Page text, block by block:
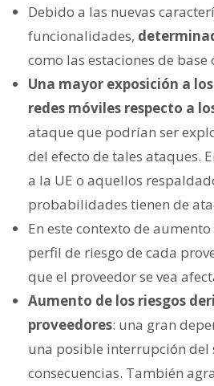
Debido a las nuevas
funcionalidades,
como las estaciones de
Una mayor exposición a
redes móviles respecto a
ataque que podrían ser
del efecto de tales ataques.
a la UE o aquellos
probabilidades tienen de
En este contexto de
perfil de riesgo de cada
que el proveedor se vea
Aumento de los riesgos
proveedores: una gran
una posible interrupción del
consecuencias. También